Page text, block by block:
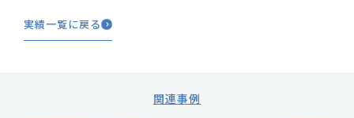
実績一覧に戻る
関連事例